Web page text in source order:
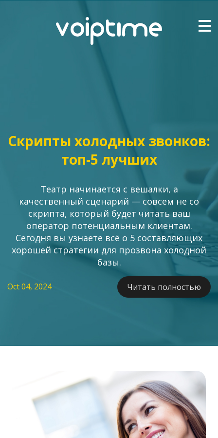
Скрипты холодных звонков:
топ-5 лучших
Театр начинается с вешалки, а
качественный сценарий — совсем не со
скрипта, который будет читать ваш
оператор потенциальным клиентам.
Сегодня вы узнаете всё о 5 составляющих
хорошей стратегии для прозвона холодной
базы.
Oct 04, 2024 Читать полностью